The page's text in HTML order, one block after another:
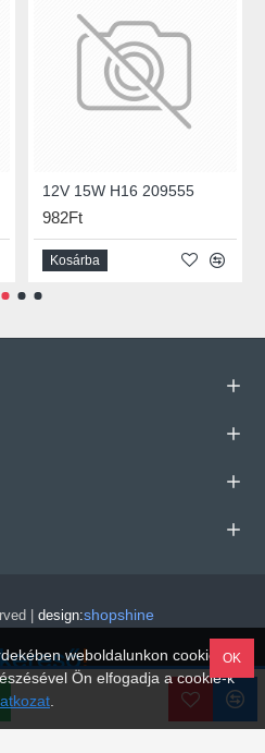
12V 15W H16 209555
982Ft
Kosárba
| design:shopshine
OK
weboldalunkon cookie-kat
Ön elfogadja a cookie-k